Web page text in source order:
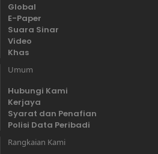
Global
E-Paper
Suara Sinar
Video
Khas
Umum
Hubungi Kami
Kerjaya
Syarat dan Penafian
Polisi Data Peribadi
Rangkaian Kami